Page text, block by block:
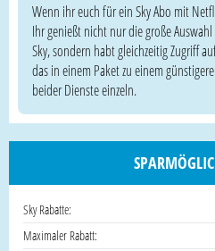
Wenn ihr euch für ein Sky Abo mit
Ihr genießt nicht nur die große
Sky, sondern habt gleichzeitig Zugriff
das in einem Paket zu einem
beider Dienste einzeln.
Sky Rabatte:
Maximaler Rabatt: